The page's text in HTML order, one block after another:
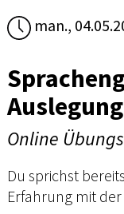
man.,
Auslegung
Online
Du sprichst
Erfahrung mit